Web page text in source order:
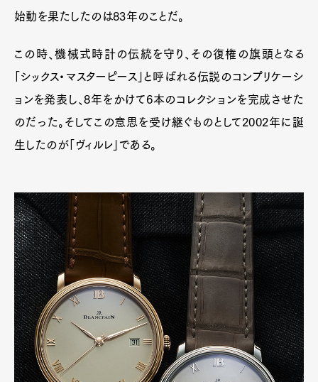
始動を果たしたのは83年のことだ。
この時、機械式時計の伝統を守り、その復権の旗頭となる
「シックス・マスターピース」と呼ばれる伝説のコンプリケーシ
ョンを発表し、8年をかけて6本のコレクションを完成させた
のだった。そしてこの意思を受け継ぐものとして2002年に誕
生したのが「ヴィルレ」である。